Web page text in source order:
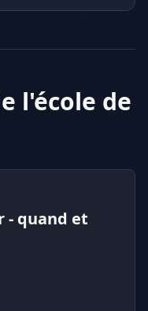
l'école de
- quand et